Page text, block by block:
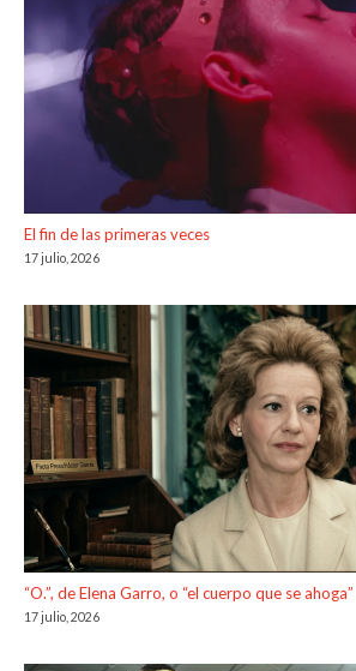
El fin de las primeras veces
17 julio, 2026
“O.”, de Elena Garro, o “el cuerpo que se ahoga”
17 julio, 2026